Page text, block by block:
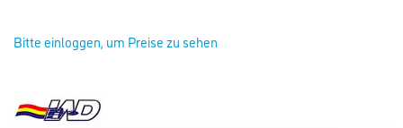
Bitte einloggen, um Preise zu sehen